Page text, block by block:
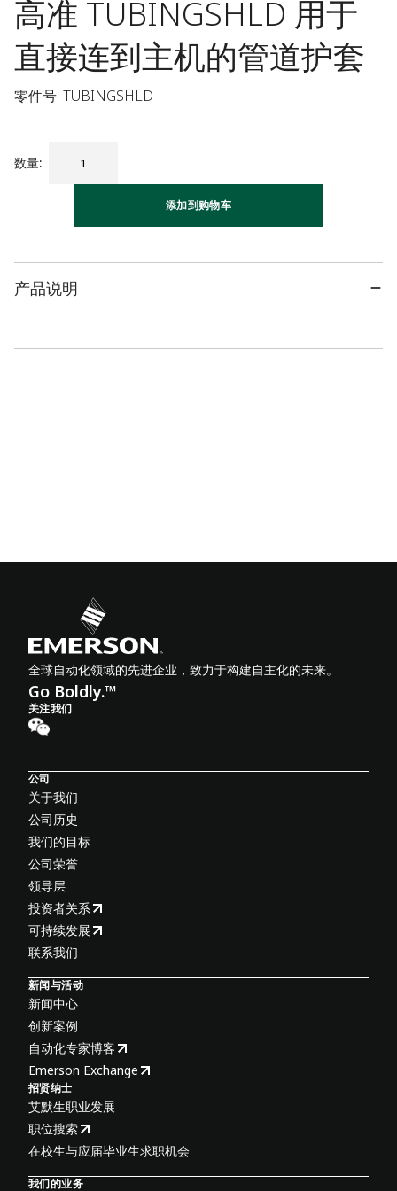
高准 TUBINGSHLD 用于
直接连到主机的管道护套
零件号: TUBINGSHLD
数量:
添加到购物车
产品说明
全球自动化领域的先进企业，致力于构建自主化的未来。
Go Boldly.™
关注我们
公司
关于我们
公司历史
我们的目标
公司荣誉
领导层
投资者关系
可持续发展
联系我们
新闻与活动
新闻中心
创新案例
自动化专家博客
Emerson Exchange
招贤纳士
艾默生职业发展
职位搜索
在校生与应届毕业生求职机会
我们的业务